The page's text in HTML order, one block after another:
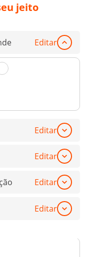
jeito
Editar
Editar
Editar
Editar
Editar